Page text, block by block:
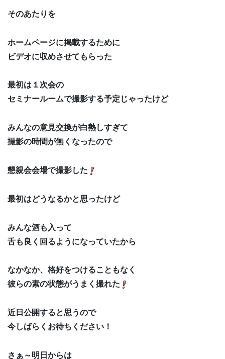
そのあたりを
ホームページに掲載するために
ビデオに収めさせてもらった
最初は１次会の
セミナールームで撮影する予定じゃったけど
みんなの意見交換が白熱しすぎて
撮影の時間が無くなったので
懇親会会場で撮影した
最初はどうなるかと思ったけど
みんな酒も入って
舌も良く回るようになっていたから
なかなか、格好をつけることもなく
彼らの素の状態がうまく撮れた
近日公開すると思うので
今しばらくお待ちください！
さぁ～明日からは